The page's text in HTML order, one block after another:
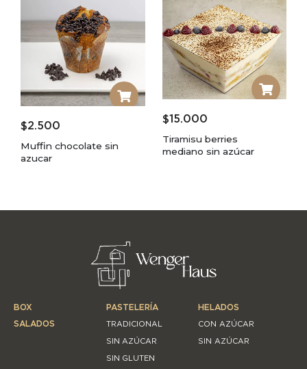
$2.500
Muffin chocolate sin
azucar
$15.000
Tiramisu berries
mediano sin azúcar
BOX
SALADOS
PASTELERÍA
TRADICIONAL
SIN AZÚCAR
SIN GLUTEN
HELADOS
CON AZÚCAR
SIN AZÚCAR